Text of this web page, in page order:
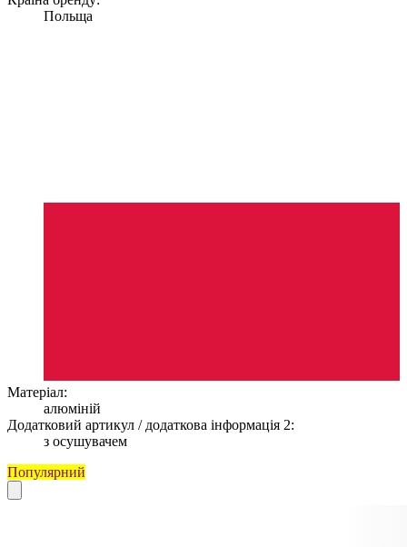
Польща
Матеріал:
алюміній
Додатковий артикул / додаткова інформація 2:
з осушувачем
Популярний